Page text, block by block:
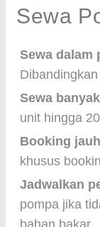
Sewa
Sewa dalam
Sewa
unit hingga
Booking
khusus
Jadwalkan
pompa jika
bahan bakar.